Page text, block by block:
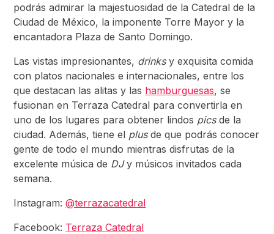
podrás admirar la majestuosidad de la Catedral de la
Ciudad de México, la imponente Torre Mayor y la
encantadora Plaza de Santo Domingo.
Las vistas impresionantes, drinksy exquisita comida
con platos nacionales e internacionales, entre los
que destacan las alitas y las hamburguesas, se
fusionan en Terraza Catedral para convertirla en
uno de los lugares para obtener lindos picsde la
ciudad. Además, tiene el plusde que podrás conocer
gente de todo el mundo mientras disfrutas de la
excelente música de DJy músicos invitados cada
semana.
Instagram:@terrazacatedral
Facebook: Terraza Catedral